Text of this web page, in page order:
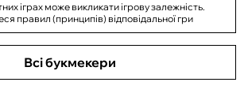
іграх може викликати ігрову залежність.
правил (принципів) відповідальної гри
Всі букмекери